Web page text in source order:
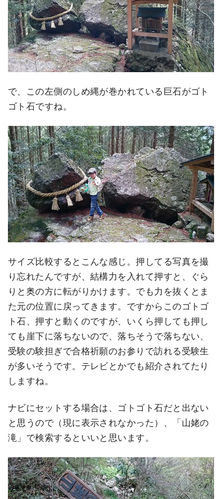
で、この左側のしめ縄が巻かれている巨石がゴト
ゴト石ですね。
サイズ比較するとこんな感じ。押してる写真を撮
り忘れたんですが、結構力を入れて押すと、ぐら
りと奥の方に転がりかけます。でも力を抜くとま
た元の位置に戻ってきます。ですからこのゴトゴ
ト石、押すと動くのですが、いくら押しても押し
ても崖下に落ちないので、落ちそうで落ちない、
受験の験担ぎで合格祈願のお参りで訪れる受験生
が多いそうです。テレビとかでも紹介されてたり
しますね。
ナビにセットする場合は、ゴトゴト石だと出ない
と思うので（現に表示されなかった）、「山姥の
滝」で検索するといいと思います。